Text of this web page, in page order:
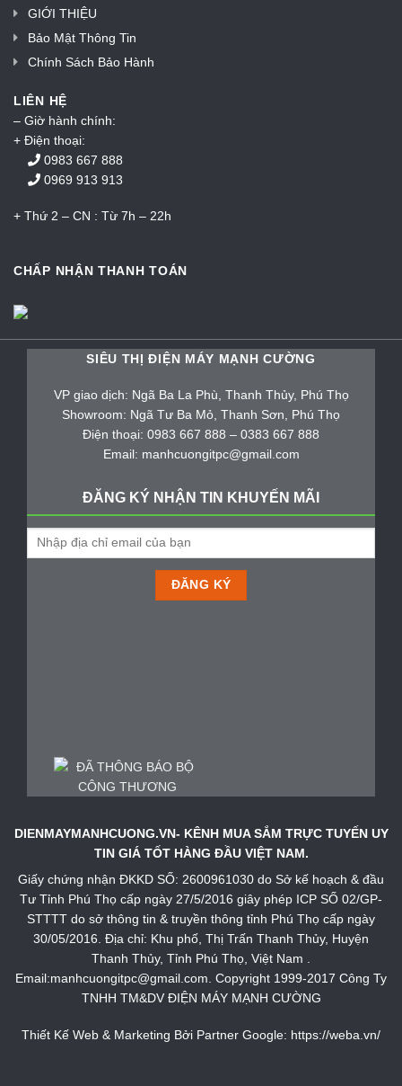
GIỚI THIỆU
Bảo Mật Thông Tin
Chính Sách Bảo Hành
LIÊN HỆ
– Giờ hành chính:
+ Điện thoại:
0983 667 888
0969 913 913
+ Thứ 2 – CN : Từ 7h – 22h
CHẤP NHẬN THANH TOÁN
SIÊU THỊ ĐIỆN MÁY MẠNH CƯỜNG
VP giao dịch: Ngã Ba La Phù, Thanh Thủy, Phú Thọ
Showroom: Ngã Tư Ba Mỏ, Thanh Sơn, Phú Thọ
Điện thoại: 0983 667 888 – 0383 667 888
Email: manhcuongitpc@gmail.com
ĐĂNG KÝ NHẬN TIN KHUYẾN MÃI
DIENMAYMANHCUONG.VN- KÊNH MUA SẮM TRỰC TUYẾN UY
TIN GIÁ TỐT HÀNG ĐẦU VIỆT NAM.
Giấy chứng nhận ĐKKD SỐ: 2600961030 do Sở kế hoạch & đầu
Tư Tỉnh Phú Thọ cấp ngày 27/5/2016 giây phép ICP SỐ 02/GP-
STTTT do sở thông tin & truyền thông tỉnh Phú Thọ cấp ngày
30/05/2016. Địa chỉ: Khu phố, Thị Trấn Thanh Thủy, Huyện
Thanh Thủy, Tỉnh Phú Thọ, Việt Nam .
Email:manhcuongitpc@gmail.com. Copyright 1999-2017 Công Ty
TNHH TM&DV ĐIỆN MÁY MẠNH CƯỜNG
Thiết Kế Web & Marketing Bởi Partner Google: https://weba.vn/